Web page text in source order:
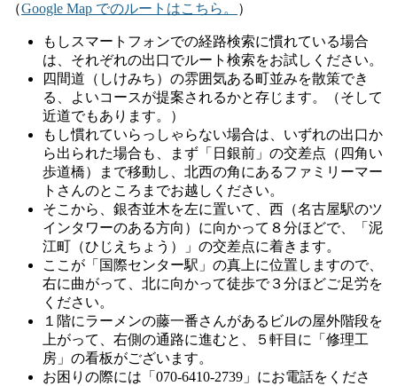
（Google Map でのルートはこちら。 ）
もしスマートフォンでの経路検索に慣れている場合
は、それぞれの出口でルート検索をお試しください。
四間道（しけみち）の雰囲気ある町並みを散策でき
る、よいコースが提案されるかと存じます。（そして
近道でもあります。）
もし慣れていらっしゃらない場合は、いずれの出口か
ら出られた場合も、まず「日銀前」の交差点（四角い
歩道橋）まで移動し、北西の角にあるファミリーマー
トさんのところまでお越しください。
そこから、銀杏並木を左に置いて、西（名古屋駅のツ
インタワーのある方向）に向かって８分ほどで、「泥
江町（ひじえちょう）」の交差点に着きます。
ここが「国際センター駅」の真上に位置しますので、
右に曲がって、北に向かって徒歩で３分ほどご足労を
ください。
１階にラーメンの藤一番さんがあるビルの屋外階段を
上がって、右側の通路に進むと、５軒目に「修理工
房」の看板がございます。
お困りの際には「070-6410-2739」にお電話をくださ